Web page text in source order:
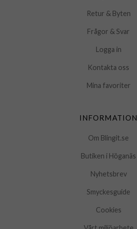
Retur & Byten
Frågor & Svar
Logga in
Kontakta oss
Mina favoriter
INFORMATION
Om Blingit.se
Butiken i Höganäs
Nyhetsbrev
Smyckesguide
Cookies